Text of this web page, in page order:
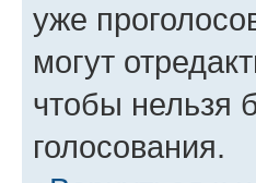
уже
могут
чтобы нельзя
голосования.